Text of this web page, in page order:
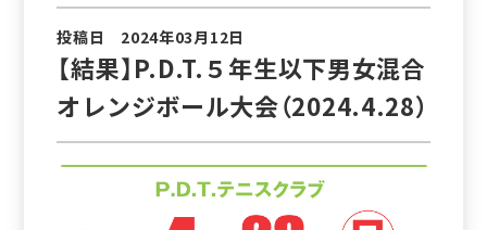
投稿日 2024年03月12日
【結果】P.D.T.５年生以下男女混合
オレンジボール大会（2024.4.28）